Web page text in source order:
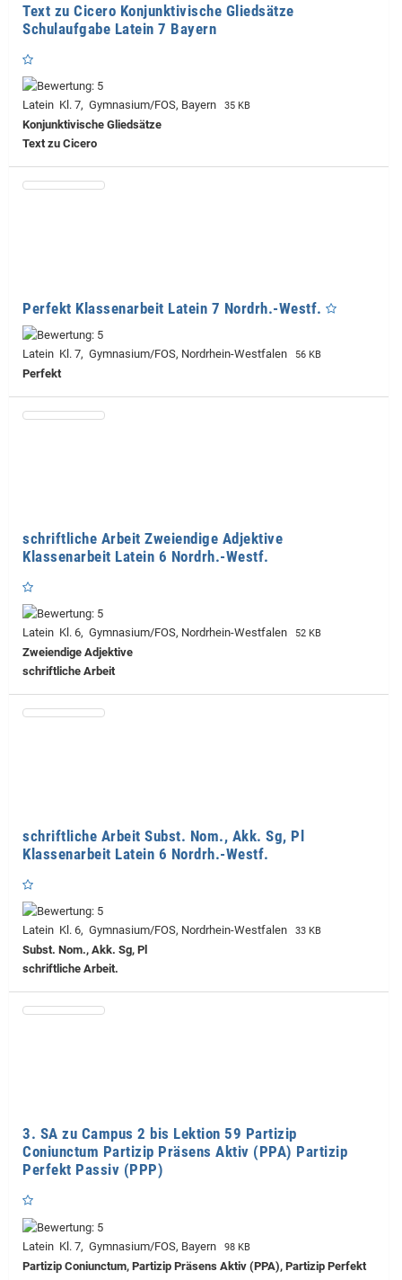
Text zu Cicero Konjunktivische Gliedsätze
Schulaufgabe Latein 7 Bayern
Latein Kl. 7, Gymnasium/FOS, Bayern 35 KB
Konjunktivische Gliedsätze
Text zu Cicero
Perfekt Klassenarbeit Latein 7 Nordrh.-Westf.
Latein Kl. 7, Gymnasium/FOS, Nordrhein-Westfalen 56 KB
Perfekt
schriftliche Arbeit Zweiendige Adjektive
Klassenarbeit Latein 6 Nordrh.-Westf.
Latein Kl. 6, Gymnasium/FOS, Nordrhein-Westfalen 52 KB
Zweiendige Adjektive
schriftliche Arbeit
schriftliche Arbeit Subst. Nom., Akk. Sg, Pl
Klassenarbeit Latein 6 Nordrh.-Westf.
Latein Kl. 6, Gymnasium/FOS, Nordrhein-Westfalen 33 KB
Subst. Nom., Akk. Sg, Pl
schriftliche Arbeit.
3. SA zu Campus 2 bis Lektion 59 Partizip
Coniunctum Partizip Präsens Aktiv (PPA) Partizip
Perfekt Passiv (PPP)
Latein Kl. 7, Gymnasium/FOS, Bayern 98 KB
Partizip Coniunctum, Partizip Präsens Aktiv (PPA), Partizip Perfekt